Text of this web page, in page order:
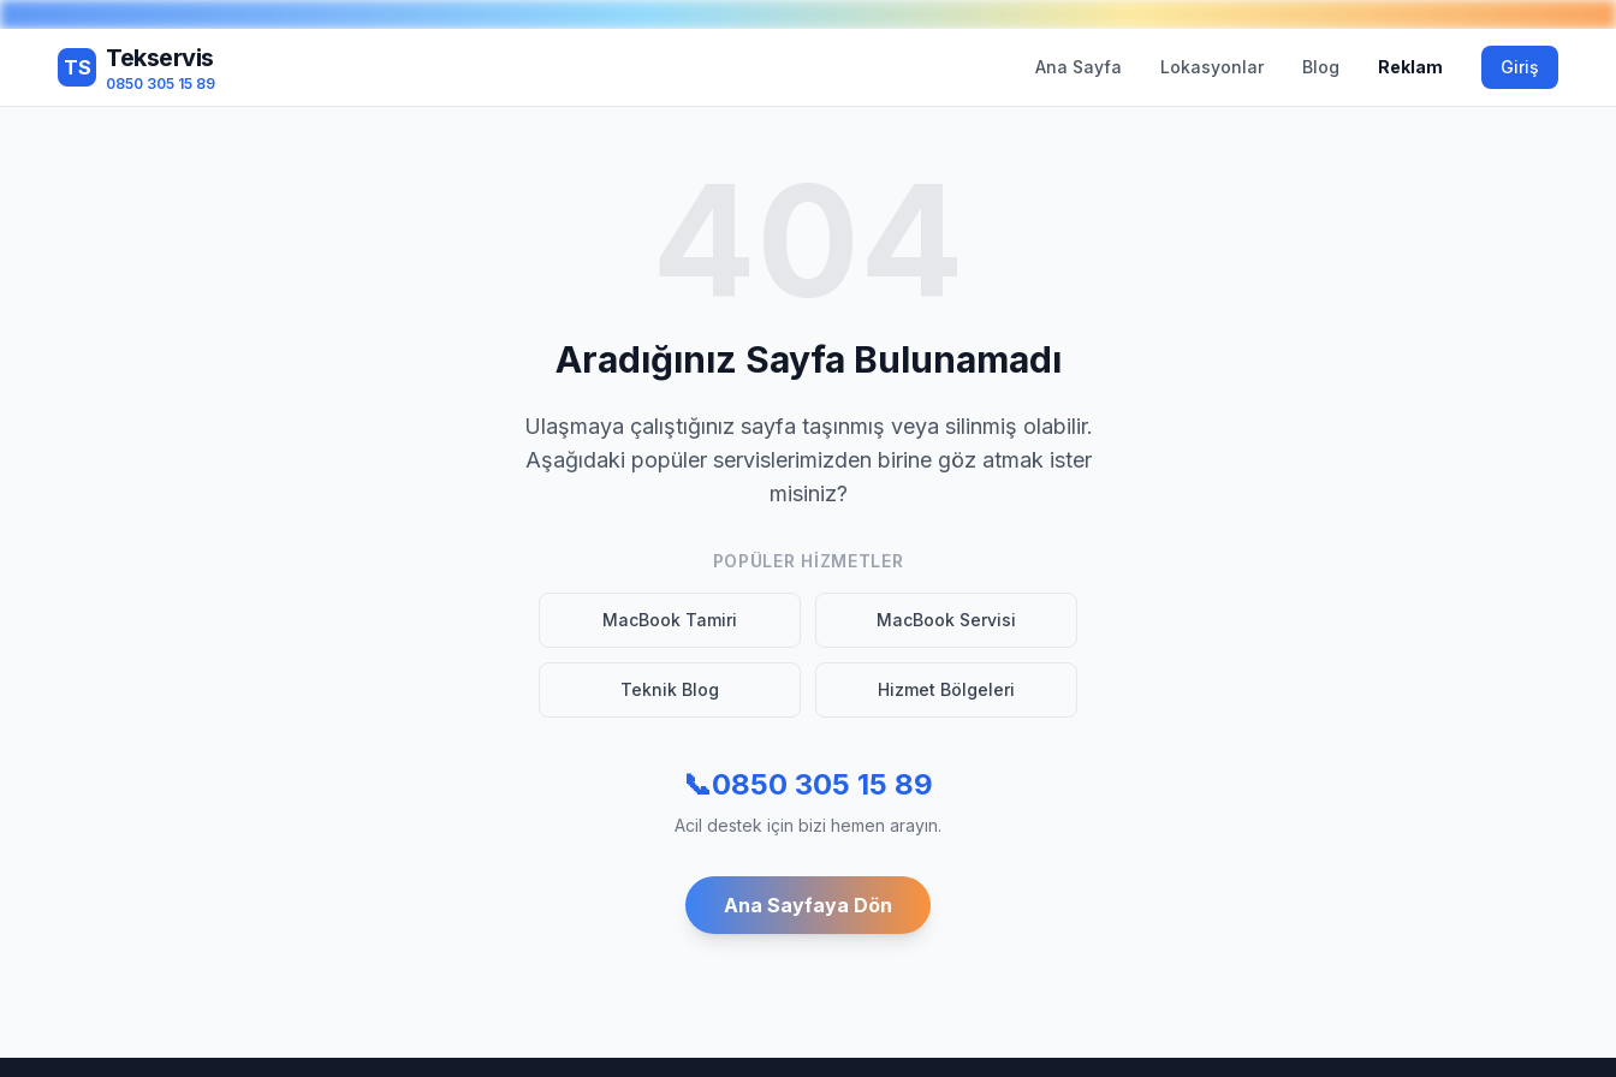
TS Tekservis
0850 305 15 89
Ana Sayfa Lokasyonlar Blog Reklam Giriş
Aradığınız Sayfa Bulunamadı
Ulaşmaya çalıştığınız sayfa taşınmış veya silinmiş olabilir.
Aşağıdaki popüler servislerimizden birine göz atmak ister
misiniz?
POPÜLER HIZMETLER
MacBook Tamiri MacBook Servisi
Teknik Blog Hizmet Bölgeleri
📞0850 305 15 89
Acil destek için bizi hemen arayın.
Ana Sayfaya Dön